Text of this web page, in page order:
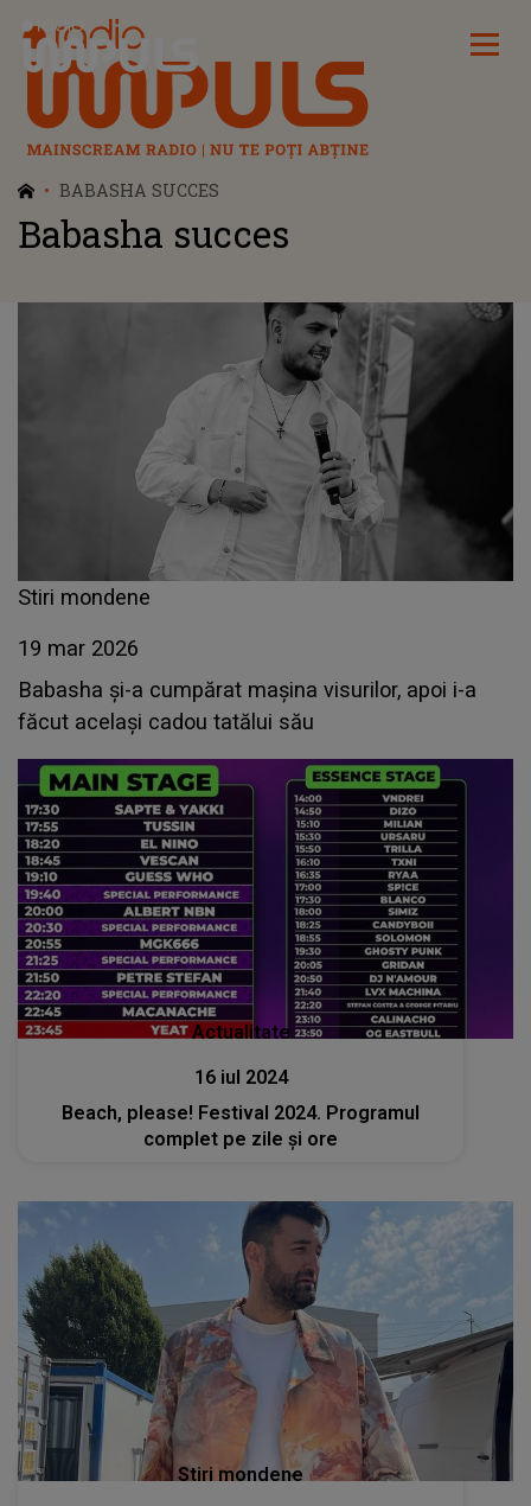
Radio Impuls
BABASHA SUCCES
Babasha succes
Stiri mondene
19 mar 2026
Babasha și-a cumpărat mașina visurilor, apoi i-a
făcut același cadou tatălui său
Actualitate
16 iul 2024
Beach, please! Festival 2024. Programul
complet pe zile și ore
Stiri mondene